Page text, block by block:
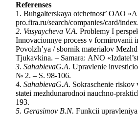
Referenses
1. Buhgalterskaya otchetnost’ OАО
pro.fira.ru/search/companies/card/
2. Vasyaycheva V.А. Problemy I
Innovacionnye process v formirovanii
Povolzh’ya / sbornik materialov
Tjukavkina. – Samara: АNО
3. SahabievaG.А. Upravlenie
№ 2. – S. 98-106.
4. SahabievaG.А. Sokraschenie
statei mezhdunarodnoi nauchno-
193.
5. Gerasimov B.N. Funkcii